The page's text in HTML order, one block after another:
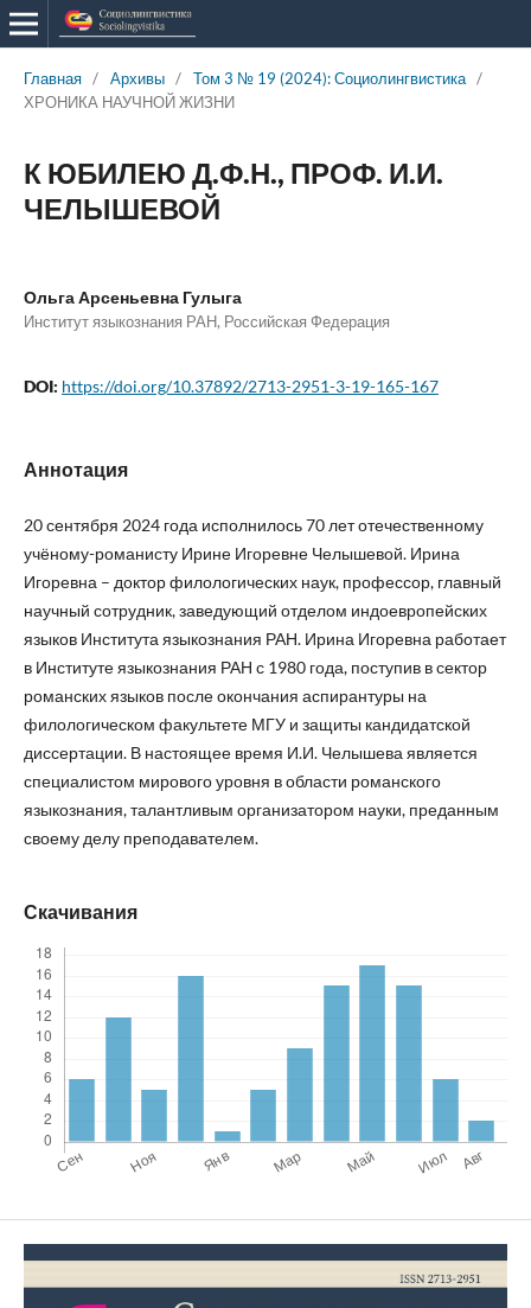
Главная / Архивы / Том 3 № 19 (2024): Социолингвистика /
ХРОНИКА НАУЧНОЙ ЖИЗНИ
К ЮБИЛЕЮ Д.Ф.Н., ПРОФ. И.И.
ЧЕЛЫШЕВОЙ
Ольга Арсеньевна Гулыга
Институт языкознания РАН, Российская Федерация
DOI: https://doi.org/10.37892/2713-2951-3-19-165-167
Аннотация
20 сентября 2024 года исполнилось 70 лет отечественному
учёному-романисту Ирине Игоревне Челышевой. Ирина
Игоревна – доктор филологических наук, профессор, главный
научный сотрудник, заведующий отделом индоевропейских
языков Института языкознания РАН. Ирина Игоревна работает
в Институте языкознания РАН с 1980 года, поступив в сектор
романских языков после окончания аспирантуры на
филологическом факультете МГУ и защиты кандидатской
диссертации. В настоящее время И.И. Челышева является
специалистом мирового уровня в области романского
языкознания, талантливым организатором науки, преданным
своему делу преподавателем.
Скачивания